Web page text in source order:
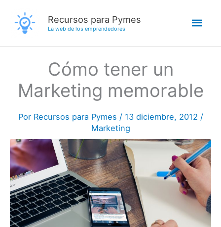
contenido
Recursos para Pymes
La web de los emprendedores
Cómo tener un
Marketing memorable
Por Recursos para Pymes / 13 diciembre, 2012 /
Marketing